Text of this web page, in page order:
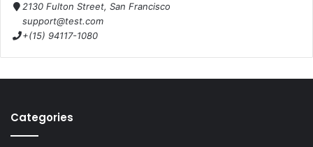
2130 Fulton Street, San Francisco
support@test.com
+(15) 94117-1080
Categories